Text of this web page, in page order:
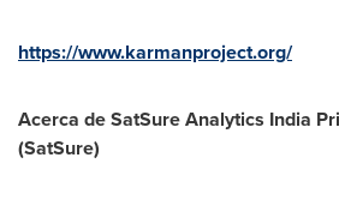
https://www.karmanproject.org/
Acerca de SatSure Analytics India
(SatSure)